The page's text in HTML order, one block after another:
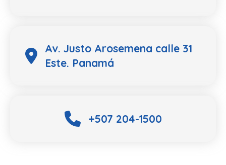
Av. Justo Arosemena calle 31
Este. Panamá
+507 204-1500